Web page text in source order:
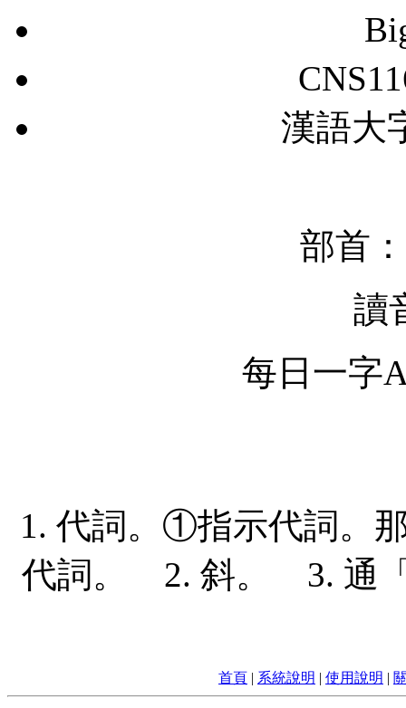
漢語大
部首：
讀
每日一字
1. 代詞。①指示代詞。
代詞。 2. 斜。 3. 通
首頁 | 系統說明 | 使用說明 |